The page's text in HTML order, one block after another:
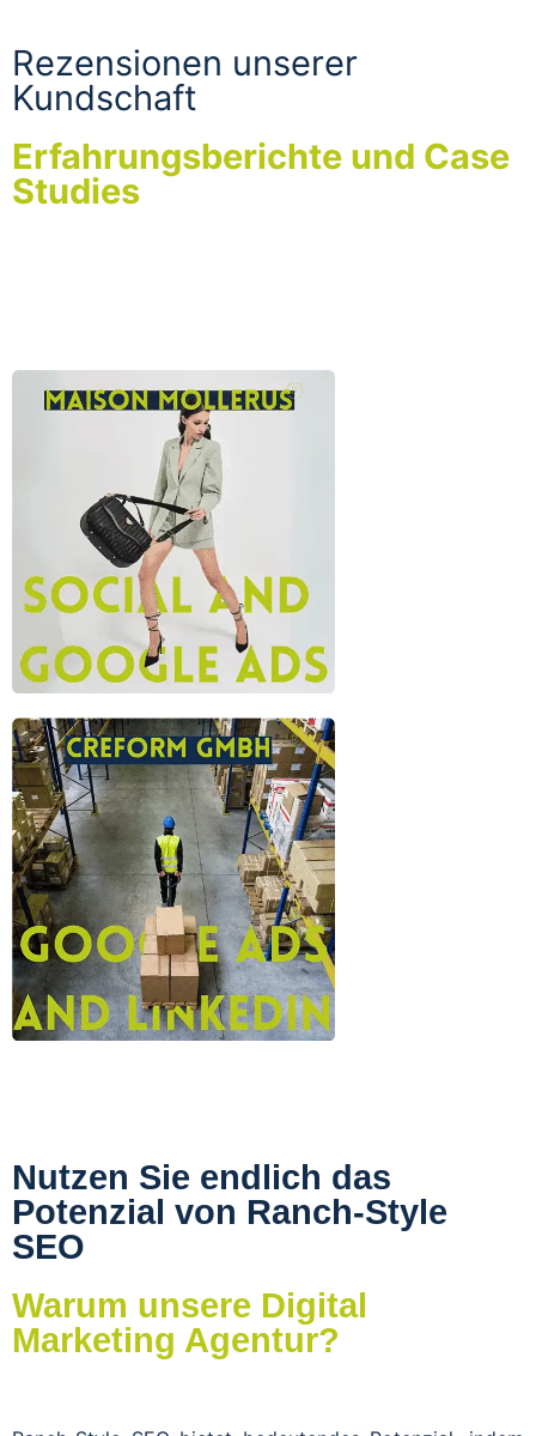
Rezensionen unserer
Kundschaft
Erfahrungsberichte und Case
Studies
Nutzen Sie endlich das
Potenzial von Ranch-Style
SEO
Warum unsere Digital
Marketing Agentur?